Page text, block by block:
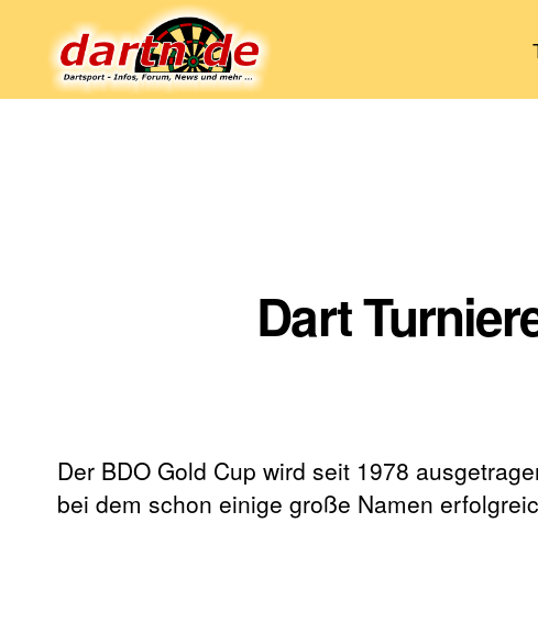
Dart
Der BDO Gold Cup wird seit 1978
bei dem schon einige große Namen